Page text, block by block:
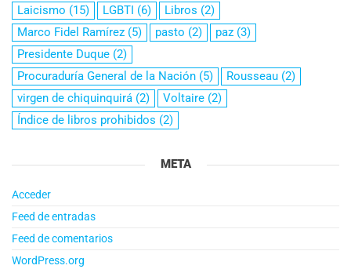
Laicismo (15) LGBTI (6) Libros (2)
Marco Fidel Ramírez (5) pasto (2) paz (3)
Presidente Duque (2)
Procuraduría General de la Nación (5) Rousseau (2)
virgen de chiquinquirá (2) Voltaire (2)
Índice de libros prohibidos (2)
META
Acceder
Feed de entradas
Feed de comentarios
WordPress.org